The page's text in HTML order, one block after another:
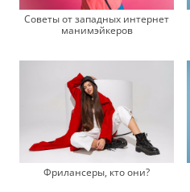
Советы от западных интернет
манимэйкеров
Фрилансеры, кто они?